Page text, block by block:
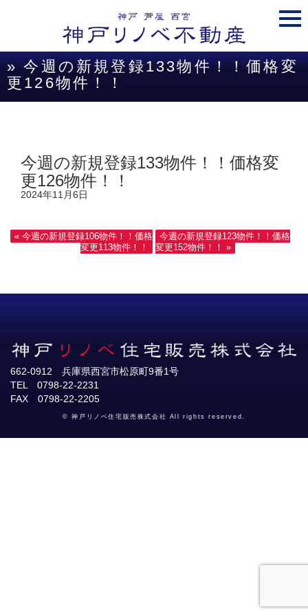
» 今週の新規登録133物件！！価格変
更126物件！！
今週の新規登録133物件！！価格変
更126物件！！
2024年11月6日
« 今週の新規登録106物件！！価格
変更113物件！！
今週の新規登録123物件！！価格
変更152物件！！ »
662-0912 兵庫県西宮市松原町9番1号
TEL 0798-22-2231
FAX 0798-22-2205
© 神戸リノベ住宅販売株式会社 All rights reserved.